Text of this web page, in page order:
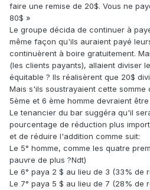
faire une remise de 20$. Vous ne
80$ »
Le groupe décida de continuer à
même façon qu'ils auraient payé
continuèrent à boire gratuitement.
(les clients payants), allaient diviser
équitable ? Ils réalisèrent que 20$
Mais s'ils soustrayaient cette somme
5ème et 6 ème homme devraient
Le tenancier du bar suggéra qu'il
pourcentage de réduction plus
et de réduire l'addition comme suit:
Le 5° homme, comme les quatre
pauvre de plus ?Ndt)
Le 6° paya 2 $ au lieu de 3 (33% de
Le 7° paya 5 $ au lieu de 7 (28% de